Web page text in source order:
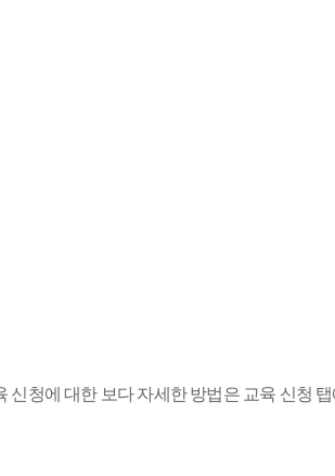
신청에 대한 보다 자세한 방법은 교육 신청